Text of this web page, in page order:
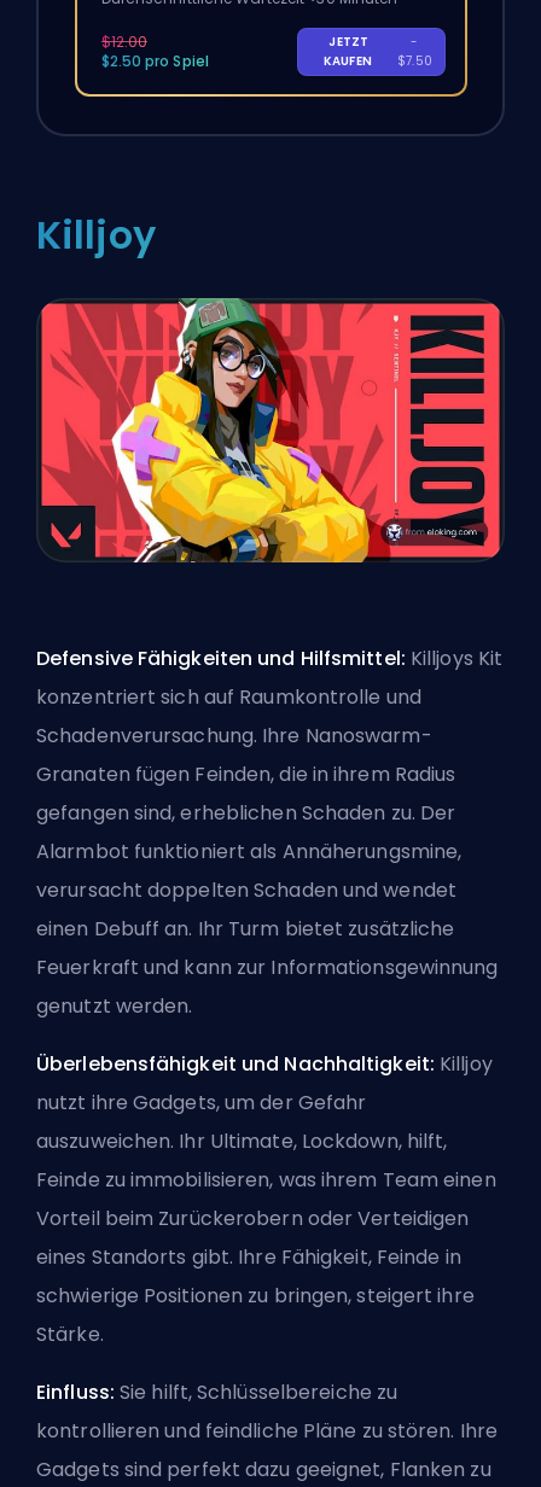
$12.00
$2.50 pro Spiel
JETZT
KAUFEN
-
$7.50
Killjoy
Defensive Fähigkeiten und Hilfsmittel: Killjoys Kit
konzentriert sich auf Raumkontrolle und
Schadenverursachung. Ihre Nanoswarm-
Granaten fügen Feinden, die in ihrem Radius
gefangen sind, erheblichen Schaden zu. Der
Alarmbot funktioniert als Annäherungsmine,
verursacht doppelten Schaden und wendet
einen Debuff an. Ihr Turm bietet zusätzliche
Feuerkraft und kann zur Informationsgewinnung
genutzt werden.
Überlebensfähigkeit und Nachhaltigkeit: Killjoy
nutzt ihre Gadgets, um der Gefahr
auszuweichen. Ihr Ultimate, Lockdown, hilft,
Feinde zu immobilisieren, was ihrem Team einen
Vorteil beim Zurückerobern oder Verteidigen
eines Standorts gibt. Ihre Fähigkeit, Feinde in
schwierige Positionen zu bringen, steigert ihre
Stärke.
Einfluss: Sie hilft, Schlüsselbereiche zu
kontrollieren und feindliche Pläne zu stören. Ihre
Gadgets sind perfekt dazu geeignet, Flanken zu